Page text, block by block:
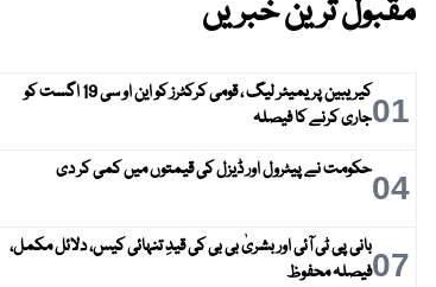
مقبول ترین خبریں
01
کیریبین پریمیئر لیگ ، قومی کرکٹرز کو این او سی 19 اگست کو
جاری کرنے کا فیصلہ
04حکومت نے پیٹرول اور ڈیزل کی قیمتوں میں کمی کر دی
07بانی پی ٹی آئی اور بشریٰ بی بی کی قیدِ تنہائی کیس، دلائل مکمل،
فیصلہ محفوظ